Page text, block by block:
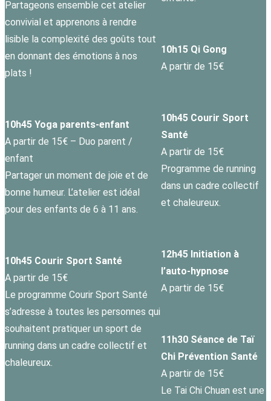
Partageons ensemble cet atelier
convivial et apprenons à rendre
lisible la complexité des goûts tout
en donnant des émotions à nos
plats !
10h45 Yoga parents-enfant
A partir de 15€ – Duo parent /
enfant
Partager un moment de joie et de
bonne humeur. L’atelier est idéal
pour des enfants de 6 à 11 ans.
10h45 Courir Sport Santé
A partir de 15€
Le programme Courir Sport Santé
s’adresse à toutes les personnes qui
souhaitent pratiquer un sport de
running dans un cadre collectif et
chaleureux.
10h15 Qi Gong
A partir de 15€
10h45 Courir Sport
Santé
A partir de 15€
Programme de running
dans un cadre collectif
et chaleureux.
12h45 Initiation à
l’auto-hypnose
A partir de 15€
11h30 Séance de Taï
Chi Prévention Santé
A partir de 15€
Le Tai Chi Chuan est une